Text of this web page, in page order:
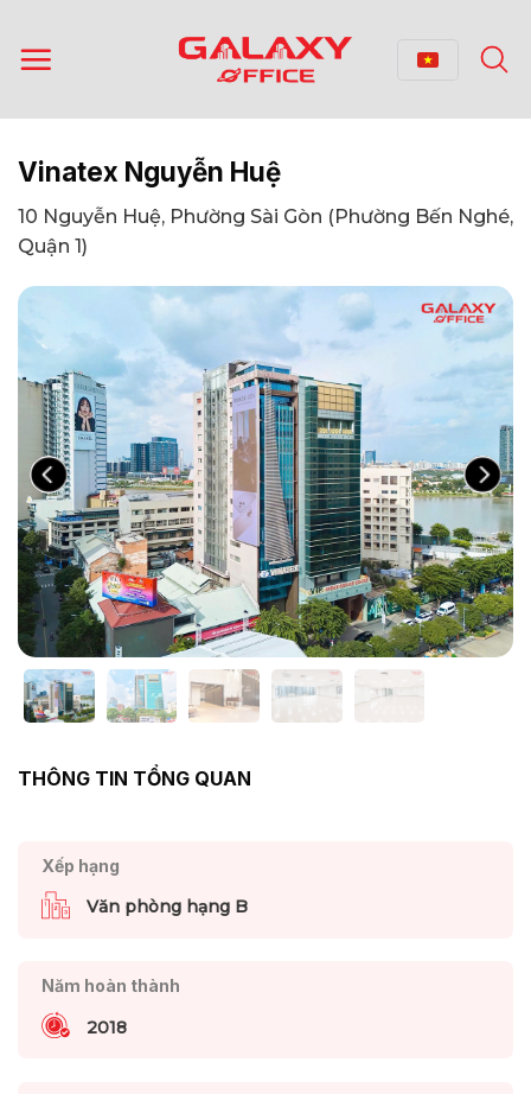
qua
nội
Vinatex Nguyễn Huệ
10 Nguyễn Huệ, Phường Sài Gòn (Phường Bến Nghé,
Quận 1)
THÔNG TIN TỔNG QUAN
Xếp hạng
Văn phòng hạng B
Năm hoàn thành
2018